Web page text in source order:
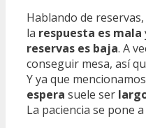
Hablando de reservas,
la respuesta es mala
reservas es baja. A
conseguir mesa, así
Y ya que
espera suele ser
La paciencia se pone